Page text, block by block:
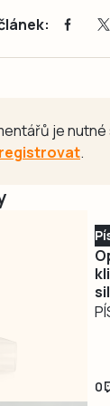
je nutné
registrovat.
0